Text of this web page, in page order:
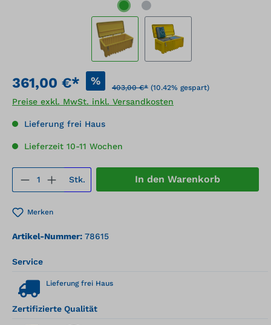
361,00 €* %
403,00 €* (10.42% gespart)
Preise exkl. MwSt. inkl. Versandkosten
Lieferung frei Haus
Lieferzeit 10-11 Wochen
Produkt Anzahl: Gib den
Stk. In den Warenkorb
Merken
Artikel-Nummer: 78615
Service
Lieferung frei Haus
Zertifizierte Qualität